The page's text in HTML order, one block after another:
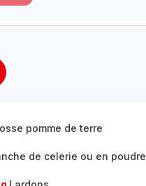
pomme de terre
de celerie ou en poudre